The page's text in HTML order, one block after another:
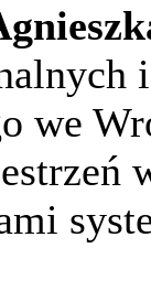
we